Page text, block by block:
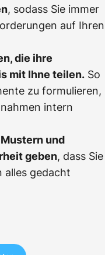
, sodass Sie immer
auf Ihren
die ihre
mit Ihne teilen. So
zu formulieren,
intern
und
geben, dass Sie
alles gedacht